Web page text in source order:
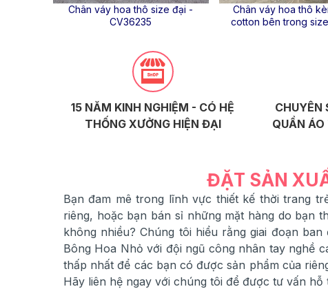
Chân váy hoa thô size đại -
CV36235
Chân váy hoa thô
cotton bên trong
15 NĂM KINH NGHIỆM - CÓ HỆ
THỐNG XƯỞNG HIỆN ĐẠI
CHUYÊN
QUẦN
ĐẶT SẢN
Bạn đam mê trong lĩnh vực thiết kế thời trang
riêng, hoặc bạn bán sỉ những mặt hàng do bạn
không nhiều? Chúng tôi hiểu rằng giai đoạn
Bông Hoa Nhỏ với đội ngũ công nhân tay nghề
thấp nhất để các bạn có được sản phẩm của
Hãy liên hệ ngay với chúng tôi để được tư vấn